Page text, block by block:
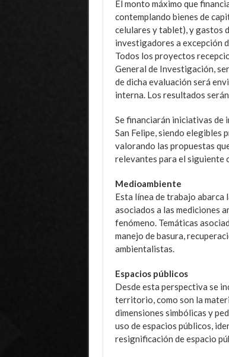
El monto máximo que
contemplando bienes de
celulares y tablet), y gastos
investigadores a excepción
Todos los proyectos
General de Investigación,
de dicha evaluación será
interna. Los resultados
Se financiarán iniciativas de
San Felipe, siendo
valorando las propuestas
relevantes para el siguiente
Medioambiente
Esta línea de trabajo abarca
asociados a las mediciones
fenómeno. Temáticas
manejo de basura,
ambientalistas.
Espacios públicos
Desde esta perspectiva se
territorio, como son la
dimensiones simbólicas y
uso de espacios públicos,
resignificación de espacio